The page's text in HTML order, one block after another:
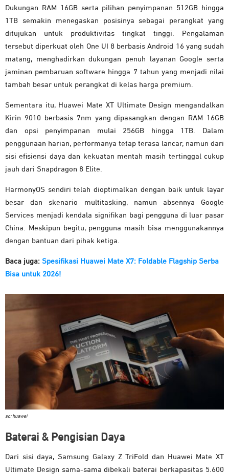
Dukungan RAM 16GB serta pilihan penyimpanan 512GB hingga
1TB semakin menegaskan posisinya sebagai perangkat yang
ditujukan untuk produktivitas tingkat tinggi. Pengalaman
tersebut diperkuat oleh One UI 8 berbasis Android 16 yang sudah
matang, menghadirkan dukungan penuh layanan Google serta
jaminan pembaruan software hingga 7 tahun yang menjadi nilai
tambah besar untuk perangkat di kelas harga premium.
Sementara itu, Huawei Mate XT Ultimate Design mengandalkan
Kirin 9010 berbasis 7nm yang dipasangkan dengan RAM 16GB
dan opsi penyimpanan mulai 256GB hingga 1TB. Dalam
penggunaan harian, performanya tetap terasa lancar, namun dari
sisi efisiensi daya dan kekuatan mentah masih tertinggal cukup
jauh dari Snapdragon 8 Elite.
HarmonyOS sendiri telah dioptimalkan dengan baik untuk layar
besar dan skenario multitasking, namun absennya Google
Services menjadi kendala signifikan bagi pengguna di luar pasar
China. Meskipun begitu, pengguna masih bisa menggunakannya
dengan bantuan dari pihak ketiga.
Baca juga: Spesifikasi Huawei Mate X7: Foldable Flagship Serba
Bisa untuk 2026!
sc: huawei
Baterai & Pengisian Daya
Dari sisi daya, Samsung Galaxy Z TriFold dan Huawei Mate XT
Ultimate Design sama-sama dibekali baterai berkapasitas 5.600